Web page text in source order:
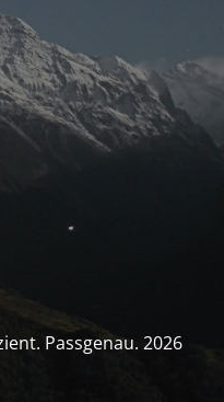
Passgenau. 2026